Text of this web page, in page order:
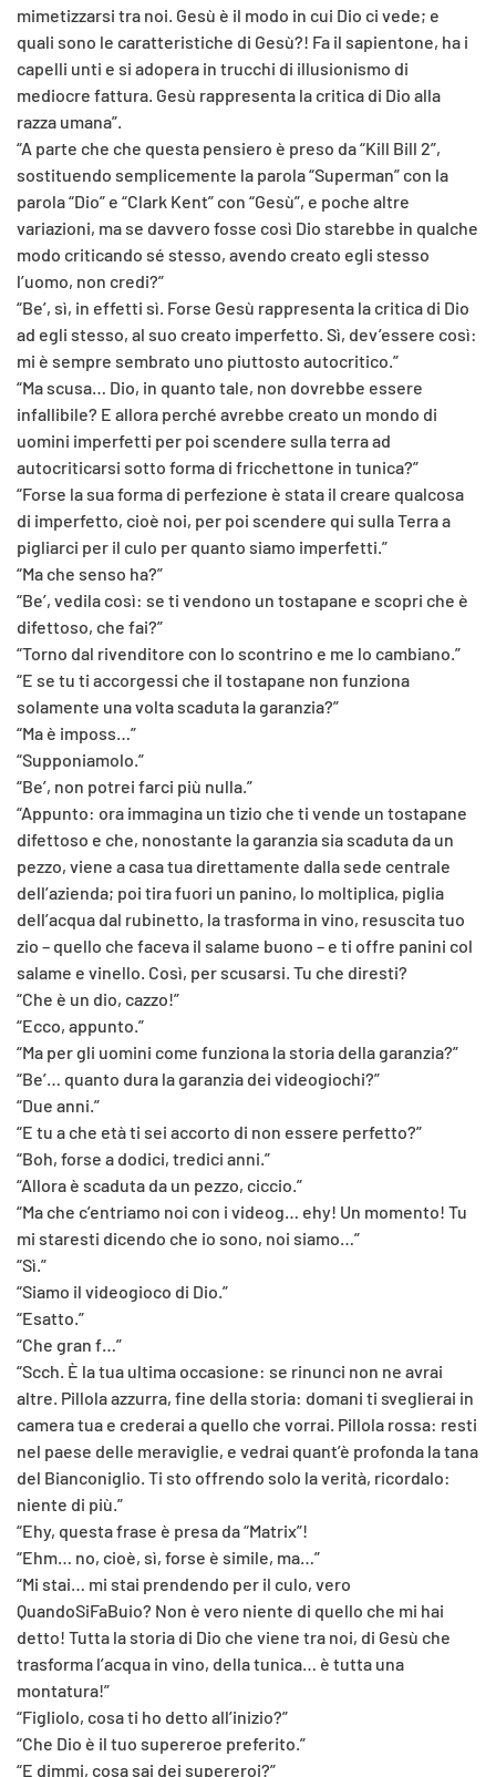
mimetizzarsi tra noi. Gesù è il modo in cui Dio ci vede; e
quali sono le caratteristiche di Gesù?! Fa il sapientone, ha i
capelli unti e si adopera in trucchi di illusionismo di
mediocre fattura. Gesù rappresenta la critica di Dio alla
razza umana”.
“A parte che che questa pensiero è preso da “Kill Bill 2”,
sostituendo semplicemente la parola “Superman” con la
parola “Dio” e “Clark Kent” con “Gesù”, e poche altre
variazioni, ma se davvero fosse così Dio starebbe in qualche
modo criticando sé stesso, avendo creato egli stesso
l’uomo, non credi?”
“Be’, sì, in effetti sì. Forse Gesù rappresenta la critica di Dio
ad egli stesso, al suo creato imperfetto. Sì, dev’essere così:
mi è sempre sembrato uno piuttosto autocritico.”
“Ma scusa… Dio, in quanto tale, non dovrebbe essere
infallibile? E allora perché avrebbe creato un mondo di
uomini imperfetti per poi scendere sulla terra ad
autocriticarsi sotto forma di fricchettone in tunica?”
“Forse la sua forma di perfezione è stata il creare qualcosa
di imperfetto, cioè noi, per poi scendere qui sulla Terra a
pigliarci per il culo per quanto siamo imperfetti.”
“Ma che senso ha?”
“Be’, vedila così: se ti vendono un tostapane e scopri che è
difettoso, che fai?”
“Torno dal rivenditore con lo scontrino e me lo cambiano.”
“E se tu ti accorgessi che il tostapane non funziona
solamente una volta scaduta la garanzia?”
“Ma è imposs…”
“Supponiamolo.”
“Be’, non potrei farci più nulla.”
“Appunto: ora immagina un tizio che ti vende un tostapane
difettoso e che, nonostante la garanzia sia scaduta da un
pezzo, viene a casa tua direttamente dalla sede centrale
dell’azienda; poi tira fuori un panino, lo moltiplica, piglia
dell’acqua dal rubinetto, la trasforma in vino, resuscita tuo
zio – quello che faceva il salame buono – e ti offre panini col
salame e vinello. Così, per scusarsi. Tu che diresti?
“Che è un dio, cazzo!”
“Ecco, appunto.”
“Ma per gli uomini come funziona la storia della garanzia?”
“Be’… quanto dura la garanzia dei videogiochi?”
“Due anni.”
“E tu a che età ti sei accorto di non essere perfetto?”
“Boh, forse a dodici, tredici anni.”
“Allora è scaduta da un pezzo, ciccio.”
“Ma che c’entriamo noi con i videog… ehy! Un momento! Tu
mi staresti dicendo che io sono, noi siamo…”
“Sì.”
“Siamo il videogioco di Dio.”
“Esatto.”
“Che gran f…”
“Scch. È la tua ultima occasione: se rinunci non ne avrai
altre. Pillola azzurra, fine della storia: domani ti sveglierai in
camera tua e crederai a quello che vorrai. Pillola rossa: resti
nel paese delle meraviglie, e vedrai quant’è profonda la tana
del Bianconiglio. Ti sto offrendo solo la verità, ricordalo:
niente di più.”
“Ehy, questa frase è presa da “Matrix”!
“Ehm… no, cioè, sì, forse è simile, ma…”
“Mi stai… mi stai prendendo per il culo, vero
QuandoSiFaBuio? Non è vero niente di quello che mi hai
detto! Tutta la storia di Dio che viene tra noi, di Gesù che
trasforma l’acqua in vino, della tunica… è tutta una
montatura!”
“Figliolo, cosa ti ho detto all’inizio?”
“Che Dio è il tuo supereroe preferito.”
“E dimmi, cosa sai dei supereroi?”